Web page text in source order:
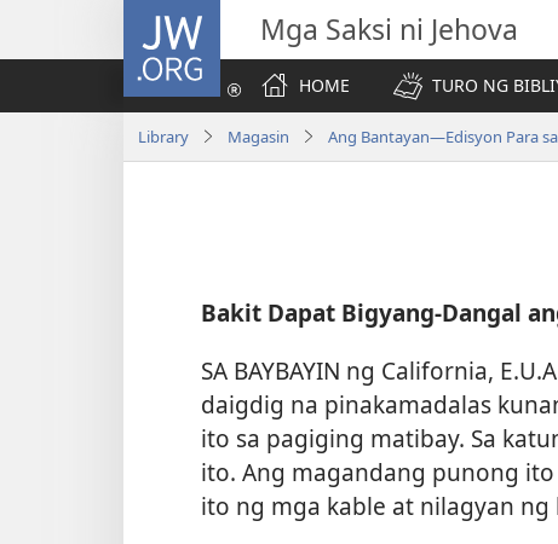
JW.ORG Mga Saksi ni Jehova
HOME
TURO NG
Library Magasin Ang Bantayan—Edisyon Para
Bakit Dapat Bigyang-Dangal
SA BAYBAYIN ng California,
daigdig na pinakamadalas
ito sa pagiging matibay. Sa
ito. Ang magandang punong
ito ng mga kable at nilagyan ng